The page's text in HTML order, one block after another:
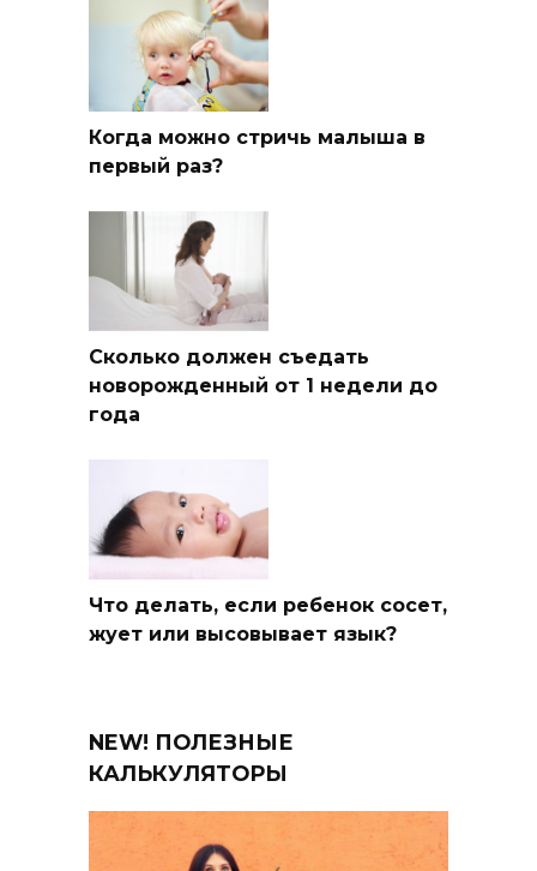
Когда можно стричь малыша в
первый раз?
Сколько должен съедать
новорожденный от 1 недели до
года
Что делать, если ребенок сосет,
жует или высовывает язык?
NEW! ПОЛЕЗНЫЕ
КАЛЬКУЛЯТОРЫ